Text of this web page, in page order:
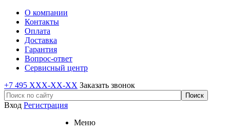
О компании
Контакты
Оплата
Доставка
Гарантия
Вопрос-ответ
Сервисный центр
+7 495 XXX-XX-XX Заказать звонок
Вход Регистрация
Меню